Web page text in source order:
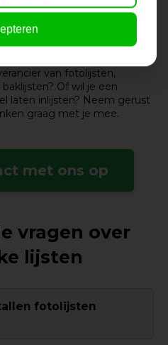
offerte aan
van fotolijsten,
Of wil je een
laten inlijsten? Neem gerust
graag met je mee.
met ons op
vragen over
lijsten
fotolijsten